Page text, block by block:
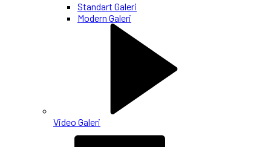
Standart Galeri
Modern Galeri
Video Galeri